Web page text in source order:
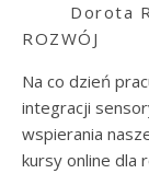
Dorota
ROZWÓJ
Na co dzień
integracji
wspierania
kursy online dla